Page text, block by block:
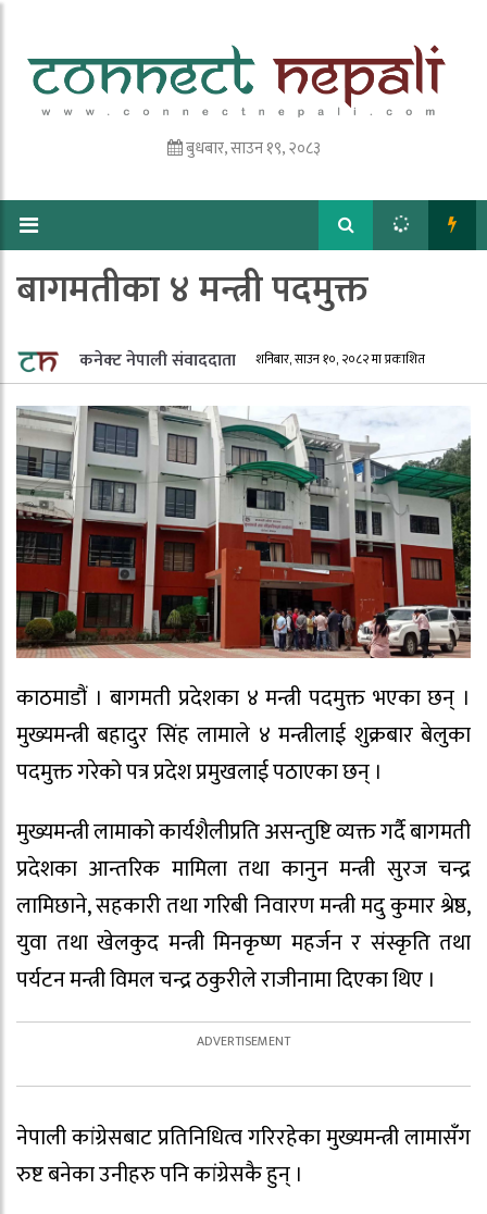
बुधबार, साउन १९, २०८३
बागमतीका ४ मन्त्री पदमुक्त
कनेक्ट नेपाली संवाददाता शनिबार, साउन १०, २०८२ मा प्रकाशित
काठमाडौं । बागमती प्रदेशका ४ मन्त्री पदमुक्त भएका छन् ।
मुख्यमन्त्री बहादुर सिंह लामाले ४ मन्त्रीलाई शुक्रबार बेलुका
पदमुक्त गरेको पत्र प्रदेश प्रमुखलाई पठाएका छन् ।
मुख्यमन्त्री लामाको कार्यशैलीप्रति असन्तुष्टि व्यक्त गर्दै बागमती
प्रदेशका आन्तरिक मामिला तथा कानुन मन्त्री सुरज चन्द्र
लामिछाने, सहकारी तथा गरिबी निवारण मन्त्री मदु कुमार श्रेष्ठ,
युवा तथा खेलकुद मन्त्री मिनकृष्ण महर्जन र संस्कृति तथा
पर्यटन मन्त्री विमल चन्द्र ठकुरीले राजीनामा दिएका थिए ।
नेपाली कांग्रेसबाट प्रतिनिधित्व गरिरहेका मुख्यमन्त्री लामासँग
रुष्ट बनेका उनीहरु पनि कांग्रेसकै हुन् ।